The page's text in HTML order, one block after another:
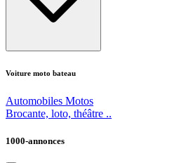
Voiture moto bateau
Automobiles Motos
Brocante, loto, théâtre ..
1000-annonces